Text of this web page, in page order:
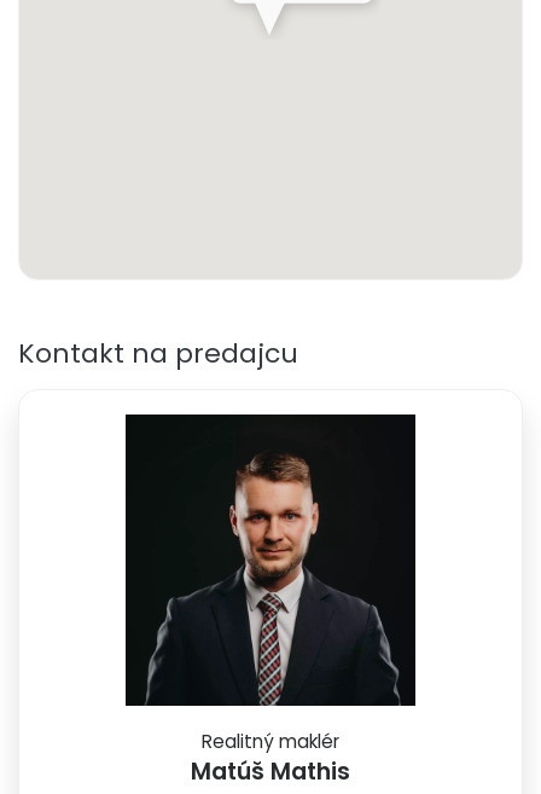
Kontakt na predajcu
Realitný maklér
Matúš Mathis